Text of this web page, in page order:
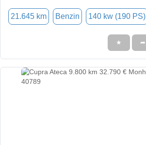
21.645 km Benzin 140 kw (190 PS)
★ ➦